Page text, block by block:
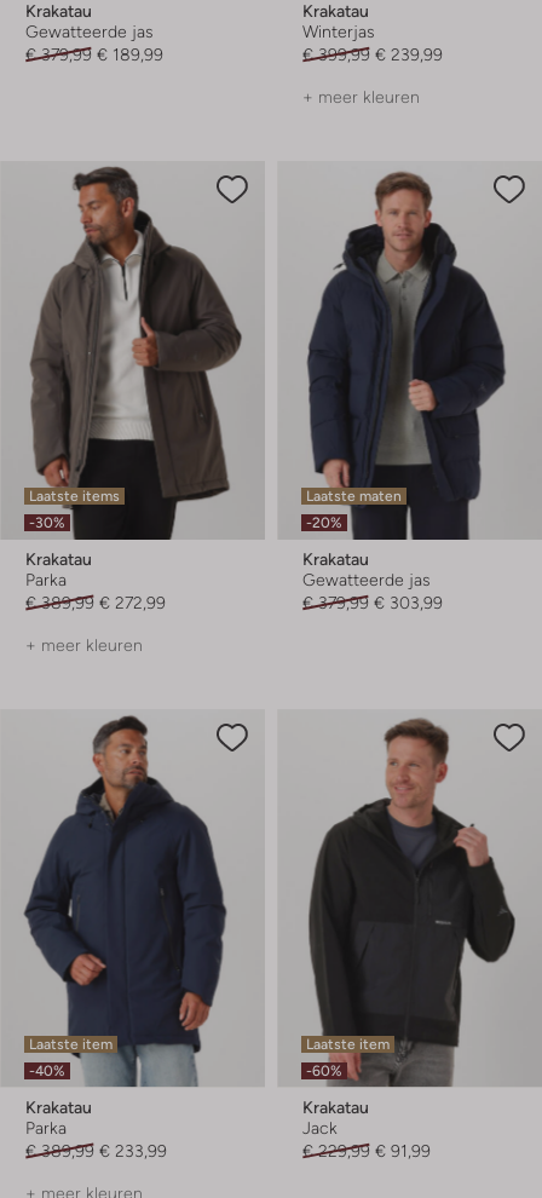
Krakatau
Gewatteerde jas
€ 379,99 € 189,99
Krakatau
Winterjas
€ 399,99 € 239,99
+ meer kleuren
Laatste items
-30%
Krakatau
Parka
€ 389,99 € 272,99
+ meer kleuren
Laatste maten
-20%
Krakatau
Gewatteerde jas
€ 379,99 € 303,99
Laatste item
-40%
Krakatau
Parka
€ 389,99 € 233,99
+ meer kleuren
Laatste item
-60%
Krakatau
Jack
€ 229,99 € 91,99